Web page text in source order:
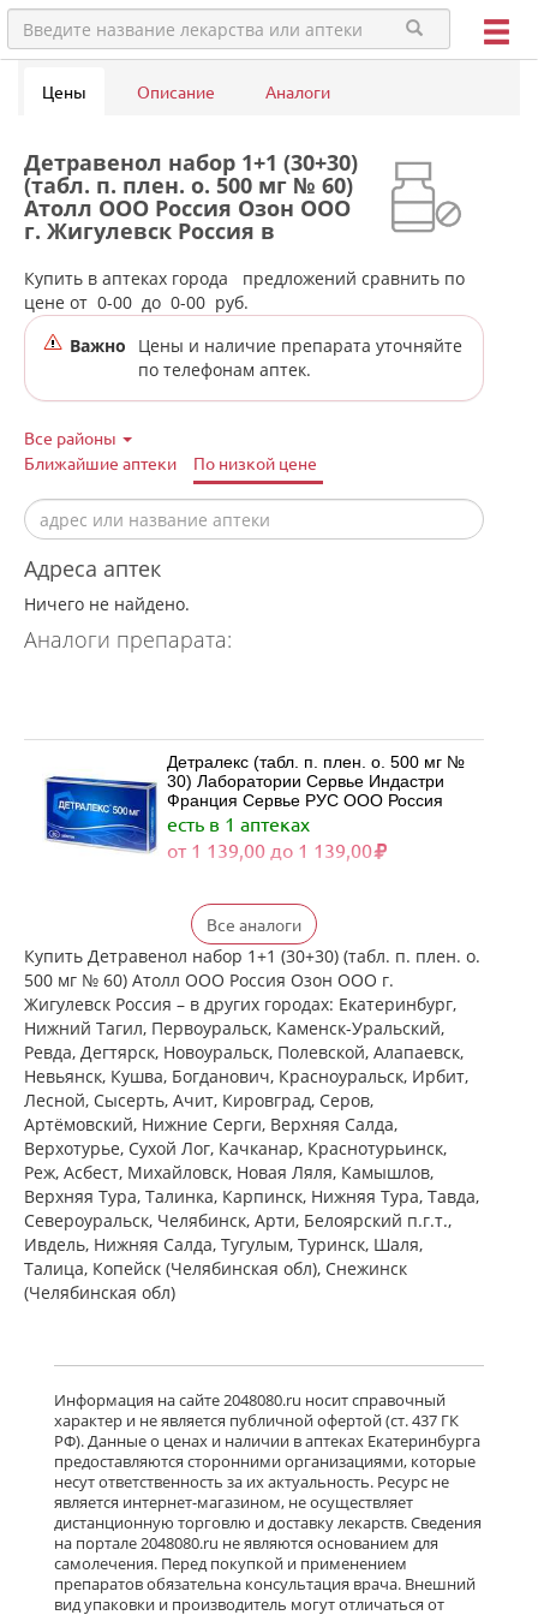
Цены Описание Аналоги
Детравенол набор 1+1 (30+30)
(табл. п. плен. о. 500 мг № 60)
Атолл ООО Россия Озон ООО
г. Жигулевск Россия в
аптеках города Ивделя
Купить в аптеках города
предложений сравнить по
цене от 0-00 до 0-00 руб.
Важно
Цены и наличие препарата уточняйте
по телефонам аптек.
Все районы
Ближайшие аптеки
По низкой цене
Адреса аптек
Ничего не найдено.
Аналоги препарата:
Детралекс (табл. п. плен. о. 500 мг №
30) Лаборатории Сервье Индастри
Франция Сервье РУС ООО Россия
есть в 1 аптеках
от 1 139,00 до 1 139,00
Детралекс (табл. п. плен. о. 500 мг №
60) Лаборатории Сервье Индастри
Франция Сервье РУС ООО Россия
есть в 1 аптеках
от 2 164,00 до 2 164,00
Венарус (табл. п. плен. о. 50 мг+450
мг № 30) Алиум АО (Московская
обл,.рп. Оболенск) Россия
есть в 1 аптеках
от 1 183,00 до 1 183,00
Венарус (табл. п. плен. о. 50 мг+450
мг № 60) Алиум АО (Московская
обл,.рп. Оболенск) Россия
есть в 1 аптеках
от 2 079,00 до 2 079,00
Детралекс (табл. п. плен. о. 1000 мг
№ 60) Лаборатории Сервье
Индастри Франция Сервье РУС ООО
Россия
есть в 1 аптеках
от 3 232,00 до 3 232,00
Флебавен (табл. п. плен. о. 500 мг №
32) КРКА-Рус ООО Россия
есть в 1 аптеках
от 920,00 до 920,00
Все аналоги
Купить Детравенол набор 1+1 (30+30) (табл. п. плен. о.
500 мг № 60) Атолл ООО Россия Озон ООО г.
Жигулевск Россия – в других городах: Екатеринбург,
Нижний Тагил, Первоуральск, Каменск-Уральский,
Ревда, Дегтярск, Новоуральск, Полевской, Алапаевск,
Невьянск, Кушва, Богданович, Красноуральск, Ирбит,
Лесной, Сысерть, Ачит, Кировград, Серов,
Артёмовский, Нижние Cерги, Верхняя Салда,
Верхотурье, Сухой Лог, Качканар, Краснотурьинск,
Реж, Асбест, Михайловск, Новая Ляля, Камышлов,
Верхняя Тура, Талинка, Карпинск, Нижняя Тура, Тавда,
Североуральск, Челябинск, Арти, Белоярский п.г.т.,
Ивдель, Нижняя Салда, Тугулым, Туринск, Шаля,
Талица, Копейск (Челябинская обл), Снежинск
(Челябинская обл)
Информация на сайте 2048080.ru носит справочный
характер и не является публичной офертой (ст. 437 ГК
РФ). Данные о ценах и наличии в аптеках Екатеринбурга
предоставляются сторонними организациями, которые
несут ответственность за их актуальность. Ресурс не
является интернет-магазином, не осуществляет
дистанционную торговлю и доставку лекарств. Сведения
на портале 2048080.ru не являются основанием для
самолечения. Перед покупкой и применением
препаратов обязательна консультация врача. Внешний
вид упаковки и производитель могут отличаться от